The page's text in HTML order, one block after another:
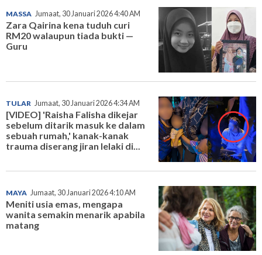
MASSA Jumaat, 30 Januari 2026 4:40 AM
Zara Qairina kena tuduh curi
RM20 walaupun tiada bukti —
Guru
TULAR Jumaat, 30 Januari 2026 4:34 AM
[VIDEO] 'Raisha Falisha dikejar
sebelum ditarik masuk ke dalam
sebuah rumah,' kanak-kanak
trauma diserang jiran lelaki di...
MAYA Jumaat, 30 Januari 2026 4:10 AM
Meniti usia emas, mengapa
wanita semakin menarik apabila
matang